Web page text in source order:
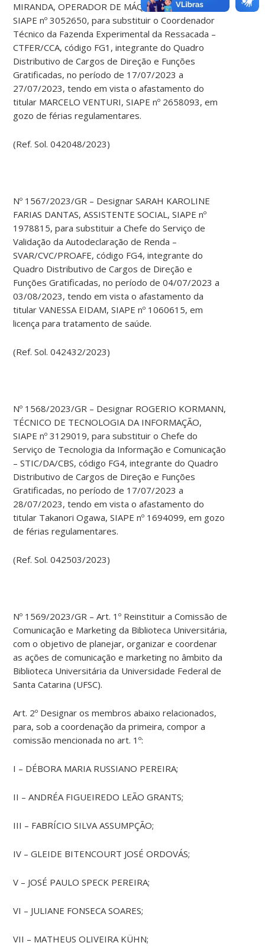
MIRANDA, OPERADOR DE MÁQUINAS AGRICOLAS,
SIAPE nº 3052650, para substituir o Coordenador
Técnico da Fazenda Experimental da Ressacada –
CTFER/CCA, código FG1, integrante do Quadro
Distributivo de Cargos de Direção e Funções
Gratificadas, no período de 17/07/2023 a
27/07/2023, tendo em vista o afastamento do
titular MARCELO VENTURI, SIAPE nº 2658093, em
gozo de férias regulamentares.
(Ref. Sol. 042048/2023)
Nº 1567/2023/GR – Designar SARAH KAROLINE
FARIAS DANTAS, ASSISTENTE SOCIAL, SIAPE nº
1978815, para substituir a Chefe do Serviço de
Validação da Autodeclaração de Renda –
SVAR/CVC/PROAFE, código FG4, integrante do
Quadro Distributivo de Cargos de Direção e
Funções Gratificadas, no período de 04/07/2023 a
03/08/2023, tendo em vista o afastamento da
titular VANESSA EIDAM, SIAPE nº 1060615, em
licença para tratamento de saúde.
(Ref. Sol. 042432/2023)
Nº 1568/2023/GR – Designar ROGERIO KORMANN,
TÉCNICO DE TECNOLOGIA DA INFORMAÇÃO,
SIAPE nº 3129019, para substituir o Chefe do
Serviço de Tecnologia da Informação e Comunicação
– STIC/DA/CBS, código FG4, integrante do Quadro
Distributivo de Cargos de Direção e Funções
Gratificadas, no período de 17/07/2023 a
28/07/2023, tendo em vista o afastamento do
titular Takanori Ogawa, SIAPE nº 1694099, em gozo
de férias regulamentares.
(Ref. Sol. 042503/2023)
Nº 1569/2023/GR – Art. 1º Reinstituir a Comissão de
Comunicação e Marketing da Biblioteca Universitária,
com o objetivo de planejar, organizar e coordenar
as ações de comunicação e marketing no âmbito da
Biblioteca Universitária da Universidade Federal de
Santa Catarina (UFSC).
Art. 2º Designar os membros abaixo relacionados,
para, sob a coordenação da primeira, compor a
comissão mencionada no art. 1º:
I – DÉBORA MARIA RUSSIANO PEREIRA;
II – ANDRÉA FIGUEIREDO LEÃO GRANTS;
III – FABRÍCIO SILVA ASSUMPÇÃO;
IV – GLEIDE BITENCOURT JOSÉ ORDOVÁS;
V – JOSÉ PAULO SPECK PEREIRA;
VI – JULIANE FONSECA SOARES;
VII – MATHEUS OLIVEIRA KÜHN;